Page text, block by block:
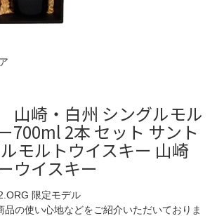
崎・白州 シングルモル
700ml 2本 セット サント
モルトウイスキー 山崎
ウイスキー
限定モデル
品の使い心地などをご紹介いただいておりま